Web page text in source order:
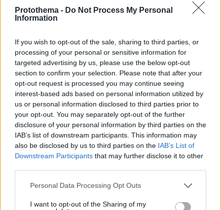
Protothema - Do Not Process My Personal
Information
If you wish to opt-out of the sale, sharing to third parties, or
processing of your personal or sensitive information for
targeted advertising by us, please use the below opt-out
section to confirm your selection. Please note that after your
opt-out request is processed you may continue seeing
interest-based ads based on personal information utilized by
us or personal information disclosed to third parties prior to
your opt-out. You may separately opt-out of the further
disclosure of your personal information by third parties on the
IAB’s list of downstream participants. This information may
also be disclosed by us to third parties on the IAB’s List of
Downstream Participants that may further disclose it to other
Please note that this website/app uses one or more Google
not limited to your visit or usage behaviour. You may click to
Personal Data Processing Opt Outs
I want to opt-out of the Sharing of my
Επίσημη διαμαρτυρία της Μπαρτσελόνα στην UEFA για
την διαιτησία στον αγώνα με την Ατλέτικο Μαδρίτης,
διαμαρτυρίας στην UEFA για την διαιτησία του
Ρουμάνου, Ίστβαν Κόβατς στον προημιτελικό με την
09.04.2026, 18:36 9